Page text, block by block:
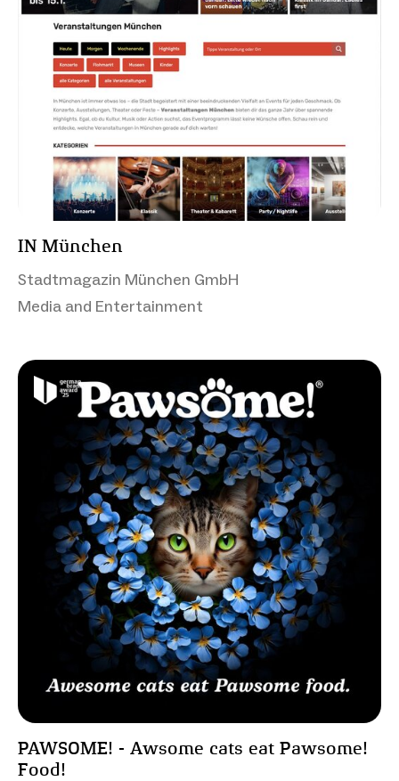
IN München
Stadtmagazin München GmbH
Media and Entertainment
PAWSOME! - Awsome cats eat Pawsome!
Food!